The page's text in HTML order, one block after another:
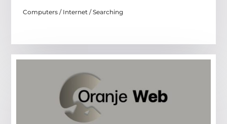
Computers / Internet / Searching